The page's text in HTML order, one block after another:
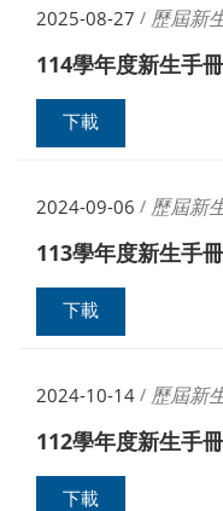
2025-08-27 / 歷屆新
114學年度新生手冊
下載
2024-09-06 / 歷屆新
113學年度新生手冊
下載
2024-10-14 / 歷屆新
112學年度新生手冊
下載